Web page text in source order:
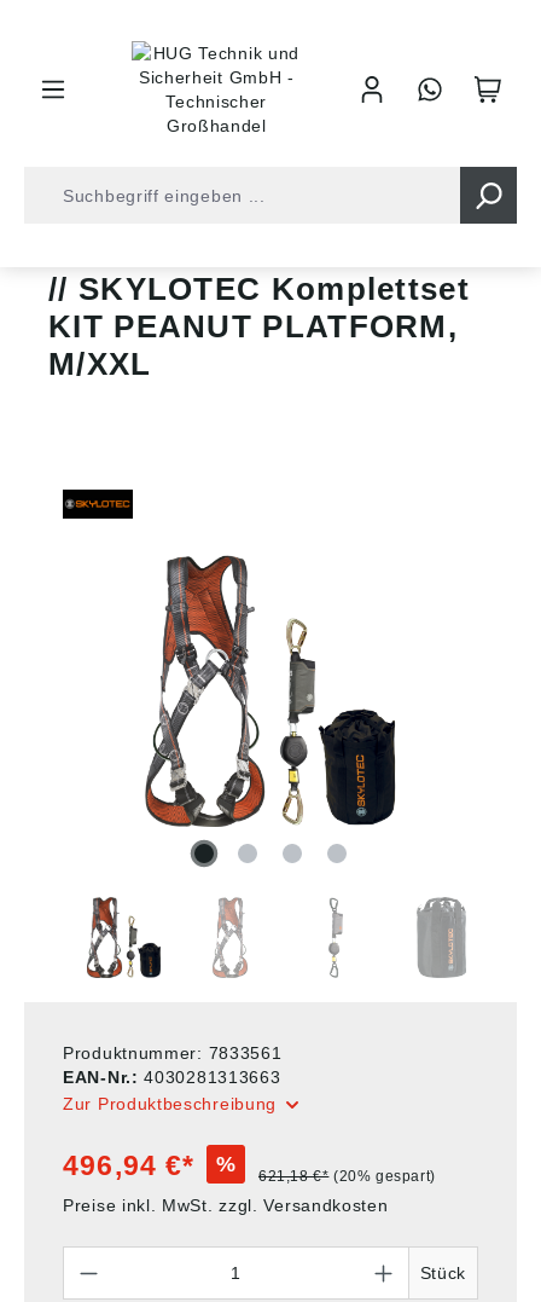
SKYLOTEC Komplettset
KIT PEANUT PLATFORM,
M/XXL
Produktnummer: 7833561
EAN-Nr.:4030281313663
Zur Produktbeschreibung
496,94 €* % 621,18 €* (20% gespart)
Preise inkl. MwSt. zzgl. Versandkosten
Stück